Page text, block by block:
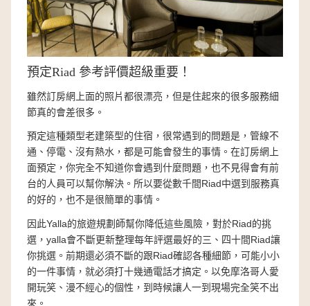
預定Riad 參考評價超級重要！
雖然訂房網上面的照片都很漂亮，但是住起來的很多服務細
節真的會差很多。
預定這種類型老建築型的住宿，很常遇到的問題是，管線不
通、停電、沒有熱水，都是可能會發生的事情。在訂房網上
面預定，你完全不知道你會遇到什麼問題，也不見得會有前
台的人員可以幫你解決。所以要從數千間Riad中選到服務真
的好的，也不是很簡單的事情。
因此Yalla的旅遊規劃師幫你降低這些風險，對於Riad的挑
選，yalla會不斷更新整理每年評選最好的三、四十間Riad讓
你挑選。前期還必須不斷的跟Riad確認各種細節，可能小小
的一件事情，就必須打十幾通電話才搞定。以免摩洛哥人愛
開玩笑、漫不經心的個性，到時候讓人一到現場完全笑不出
來。